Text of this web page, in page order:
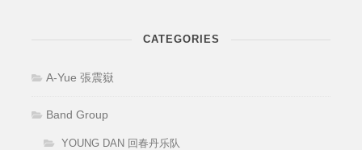
CATEGORIES
A-Yue 張震嶽
Band Group
YOUNG DAN 回春丹乐队